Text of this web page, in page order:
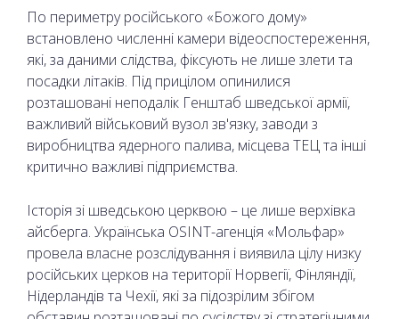
По периметру російського «Божого дому»
встановлено численні камери відеоспостереження,
які, за даними слідства, фіксують не лише злети та
посадки літаків. Під прицілом опинилися
розташовані неподалік Генштаб шведської армії,
важливий військовий вузол зв'язку, заводи з
виробництва ядерного палива, місцева ТЕЦ та інші
критично важливі підприємства.
Історія зі шведською церквою – це лише верхівка
айсберга. Українська OSINT-агенція «Мольфар»
провела власне розслідування і виявила цілу низку
російських церков на території Норвегії, Фінляндії,
Нідерландів та Чехії, які за підозрілим збігом